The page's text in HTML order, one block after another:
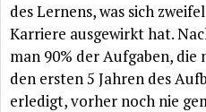
des Lernens, was sich
Karriere ausgewirkt hat.
man 90% der Aufgaben,
den ersten 5 Jahren des
erledigt, vorher noch nie